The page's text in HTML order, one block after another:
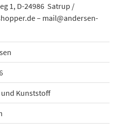
1, D-24986 Satrup /
– mail@andersen-
Kunststoff